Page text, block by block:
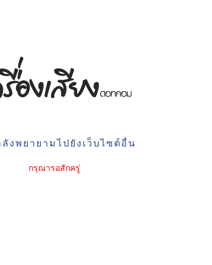
งพยายามไปยังเว็บไซต์อื่น
กรุณารอสักครู่